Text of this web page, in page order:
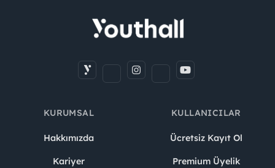
KURUMSAL
Hakkımızda
Kariyer
KULLANICILAR
Ücretsiz Kayıt Ol
Premium Üyelik